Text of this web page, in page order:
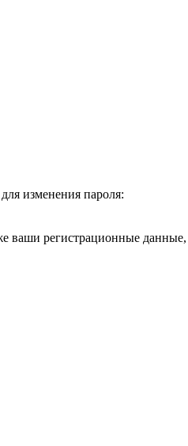
изменения пароля:
ваши регистрационные